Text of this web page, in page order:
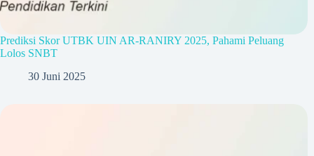
Prediksi Skor UTBK UIN AR-RANIRY 2025, Pahami Peluang
Lolos SNBT
30 Juni 2025